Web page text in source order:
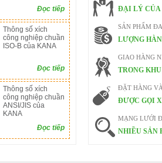
Đọc tiếp
Thông số xích
công nghiệp chuần
ISO-B của KANA
Đọc tiếp
Thông số xích
công nghiệp chuần
ANSI/JIS của
KANA
Đọc tiếp
ĐẠI LÝ CỦA
SẢN PHẨM
LƯỢNG
GIAO HÀNG
TRONG
ĐẶT HÀNG
ĐƯỢC GỌI
MẠNG LƯỚI
NHIỀU SẢN